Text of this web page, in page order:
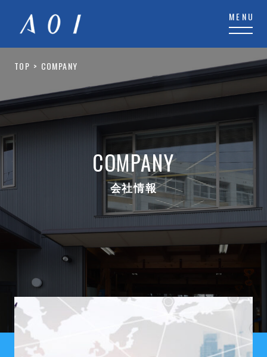
TOP COMPANY
COMPANY
会社情報